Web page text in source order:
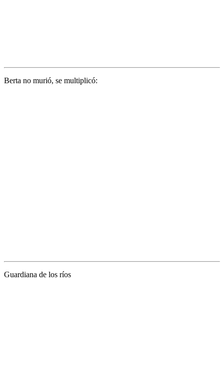
Berta no murió, se multiplicó:
Guardiana de los ríos